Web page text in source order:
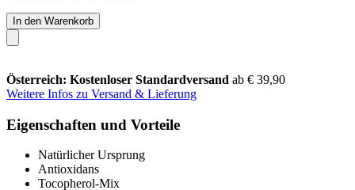
In den Warenkorb
Österreich: Kostenloser Standardversand ab € 39,90
Weitere Infos zu Versand & Lieferung
Eigenschaften und Vorteile
Natürlicher Ursprung
Antioxidans
Tocopherol-Mix